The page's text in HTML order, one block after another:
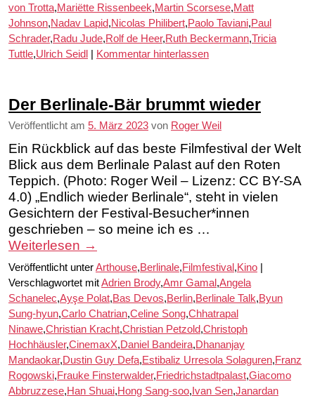
von Trotta,Mariëtte Rissenbeek,Martin Scorsese,Matt
Johnson,Nadav Lapid,Nicolas Philibert,Paolo Taviani,Paul
Schrader,Radu Jude,Rolf de Heer,Ruth Beckermann,Tricia
Tuttle,Ulrich Seidl Kommentar hinterlassen
Der Berlinale-Bär brummt wieder
Veröffentlicht am 5. März 2023 von Roger Weil
Ein Rückblick auf das beste Filmfestival der Welt
Blick aus dem Berlinale Palast auf den Roten
Teppich. (Photo: Roger Weil – Lizenz: CC BY-SA
4.0) „Endlich wieder Berlinale“, steht in vielen
Gesichtern der Festival-Besucher*innen
geschrieben – so meine ich es …
Weiterlesen →
Veröffentlicht unterArthouse,Berlinale,Filmfestival ,Kino
Verschlagwortet mitAdrien Brody,Amr Gamal ,Angela
Schanelec,Ayşe Polat,Bas Devos,Berlin,Berlinale Talk,Byun
Sung-hyun,Carlo Chatrian,Celine Song,Chhatrapal
Ninawe,Christian Kracht,Christian Petzold,Christoph
Hochhäusler,CinemaxX,Daniel Bandeira,Dhananjay
Mandaokar,Dustin Guy Defa,Estibaliz Urresola Solaguren,Franz
Rogowski,Frauke Finsterwalder,Friedrichstadtpalast,Giacomo
Abbruzzese,Han Shuai,Hong Sang-soo, Ivan Sen,Janardan